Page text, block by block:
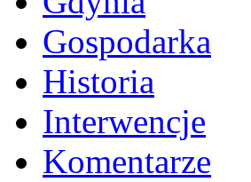
Gospodarka
Historia
Interwencje
Komentarze